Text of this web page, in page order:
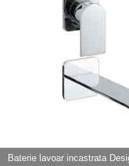
Baterie lavoar incastrata